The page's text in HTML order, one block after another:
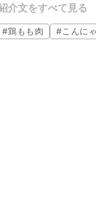
いね。
介文をすべて見る
#鶏もも肉 #こんに